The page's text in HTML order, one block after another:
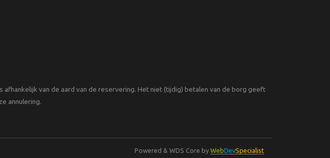
van de aard van de reservering. Het niet (tijdig) betalen van de borg geeft
annulering.
Powered & WDS Core by WebDevSpecialist